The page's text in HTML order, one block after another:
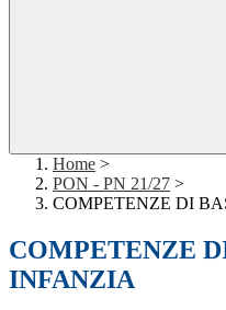
Home >
PON - PN 21/27 >
COMPETENZE DI
COMPETENZE
INFANZIA